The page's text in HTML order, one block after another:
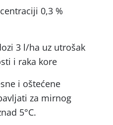
0,3 %
3 l/ha uz utrošak
i raka kore
i oštećene
za mirnog
5°C.